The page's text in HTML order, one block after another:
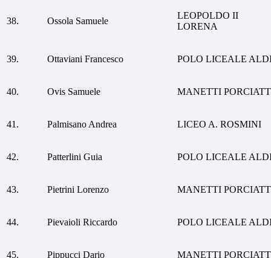
38. Ossola Samuele
LEOPOLDO II
LORENA
39. Ottaviani Francesco POLO LICEALE
40. Ovis Samuele MANETTI
41. Palmisano Andrea LICEO A. ROSMINI
42. Patterlini Guia POLO LICEALE
43. Pietrini Lorenzo MANETTI
44. Pievaioli Riccardo POLO LICEALE
45. Pippucci Dario MANETTI